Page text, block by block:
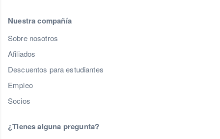
Nuestra compañía
Sobre nosotros
Afiliados
Descuentos para estudiantes
Empleo
Socios
¿Tienes alguna pregunta?